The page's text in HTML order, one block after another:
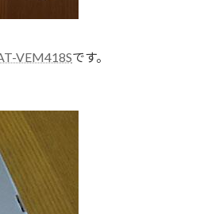
VEM418Sです。